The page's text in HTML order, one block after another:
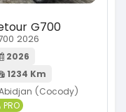
G700
2026
2026
1234 Km
(Cocody)
PRO